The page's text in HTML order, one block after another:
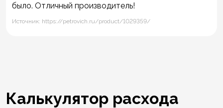
было. Отличный производитель!
Источник: https://petrovich.ru/product/1029359/
Калькулятор расхода